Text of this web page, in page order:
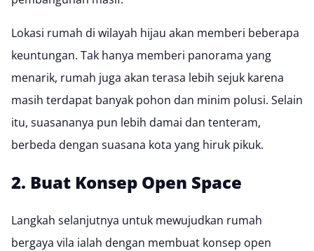
Lokasi rumah di wilayah hijau akan memberi beberapa
keuntungan. Tak hanya memberi panorama yang
menarik, rumah juga akan terasa lebih sejuk karena
masih terdapat banyak pohon dan minim polusi. Selain
itu, suasananya pun lebih damai dan tenteram,
berbeda dengan suasana kota yang hiruk pikuk.
2. Buat Konsep Open Space
Langkah selanjutnya untuk mewujudkan rumah
bergaya vila ialah dengan membuat konsep open